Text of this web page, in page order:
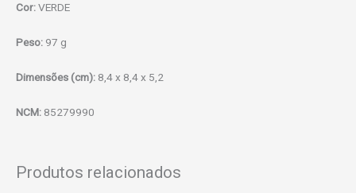
Cor:VERDE
Peso: 97 g
Dimensões (cm): 8,4 x 8,4 x 5,2
NCM: 85279990
Produtos relacionados